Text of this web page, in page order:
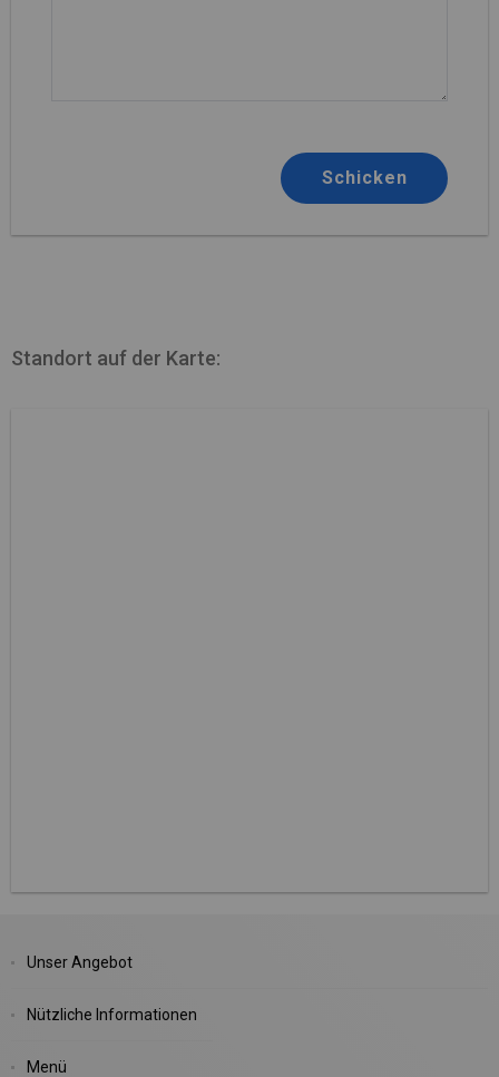
Schicken
Standort auf der Karte:
Unser Angebot
Nützliche Informationen
Menü